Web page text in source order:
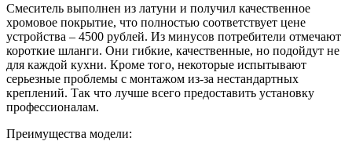
Смеситель выполнен из латуни и получил качественное
хромовое покрытие, что полностью соответствует цене
устройства – 4500 рублей. Из минусов потребители отмечают
короткие шланги. Они гибкие, качественные, но подойдут не
для каждой кухни. Кроме того, некоторые испытывают
серьезные проблемы с монтажом из-за нестандартных
креплений. Так что лучше всего предоставить установку
профессионалам.
Преимущества модели: